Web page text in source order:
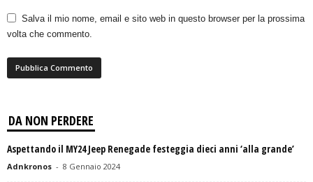
Salva il mio nome, email e sito web in questo browser per la prossima
volta che commento.
DA NON PERDERE
Aspettando il MY24 Jeep Renegade festeggia dieci anni ‘alla grande’
Adnkronos - 8 Gennaio 2024